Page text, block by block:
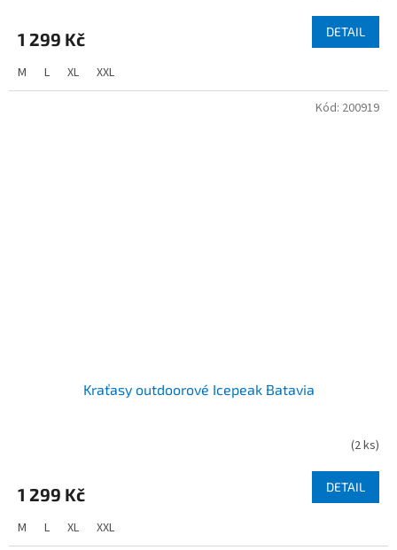
1 299 Kč DETAIL
M L XL XXL
Kraťasy outdoorové Icepeak Batavia
(2 ks)
1 299 Kč DETAIL
M L XL XXL
Kód: 200919